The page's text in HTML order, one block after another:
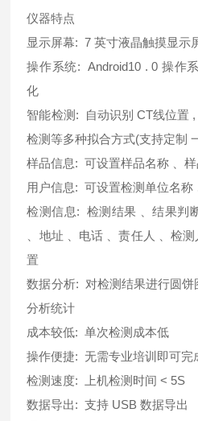
仪器特点
显示屏幕: 7 英寸液晶触摸显示
操作系统: Android10 . 0 操作
化
智能检测: 自动识别 CT线位置
检测等多种拟合方式(支持定制
样品信息: 可设置样品名称 、
用户信息: 可设置检测单位名称
检测信息: 检测结果 、结果判
、地址 、电话 、责任人 、检
置
数据分析: 对检测结果进行圆饼
分析统计
成本较低: 单次检测成本低
操作便捷: 无需专业培训即可完
检测速度: 上机检测时间 < 5S
数据导出: 支持 USB 数据导出